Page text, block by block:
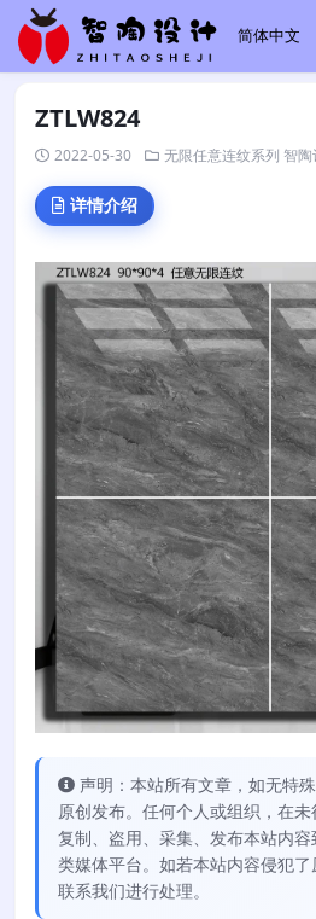
ZTLW824
2022-05-30 无限任意连纹系列 智
详情介绍
声明：本站所有文章，如无特
原创发布。任何个人或组织，在
复制、盗用、采集、发布本站内
类媒体平台。如若本站内容侵犯
联系我们进行处理。